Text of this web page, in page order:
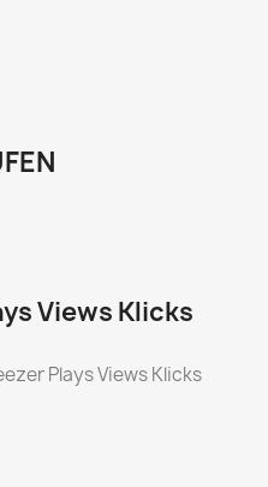
Views Klicks
Plays Views Klicks